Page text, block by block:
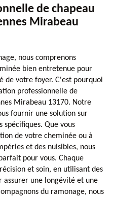
de chapeau
Mirabeau
nous comprenons
bien entretenue pour
votre foyer. C'est pourquoi
professionnelle de
Mirabeau 13170. Notre
fournir une solution sur
spécifiques. Que vous
de votre cheminée ou à
et des nuisibles, nous
pour vous. Chaque
et soin, en utilisant des
une longévité et une
du ramonage, nous